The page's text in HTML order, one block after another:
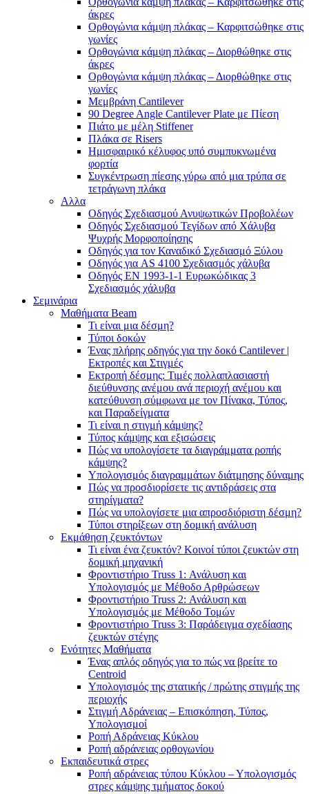
άκρες
Ορθογώνια κάμψη πλάκας – Καρφιτσώθηκε στις
γωνίες
Ορθογώνια κάμψη πλάκας – Διορθώθηκε στις
άκρες
Ορθογώνια κάμψη πλάκας – Διορθώθηκε στις
γωνίες
Μεμβράνη Cantilever
90 Degree Angle Cantilever Plate με Πίεση
Πιάτο με μέλη Stiffener
Πλάκα σε Risers
Ημισφαιρικό κέλυφος υπό συμπυκνωμένα
φορτία
Συγκέντρωση πίεσης γύρω από μια τρύπα σε
τετράγωνη πλάκα
Αλλα
Οδηγός Σχεδιασμού Ανυψωτικών Προβολέων
Οδηγός Σχεδιασμού Τεγίδων από Χάλυβα
Ψυχρής Μορφοποίησης
Οδηγός για τον Καναδικό Σχεδιασμό Ξύλου
Οδηγός για AS 4100 Σχεδιασμός χάλυβα
Οδηγός ΕΝ 1993-1-1 Ευρωκώδικας 3
Σχεδιασμός χάλυβα
Σεμινάρια
Μαθήματα Beam
Τι είναι μια δέσμη?
Τύποι δοκών
Ένας πλήρης οδηγός για την δοκό Cantilever |
Εκτροπές και Στιγμές
Εκτροπή δέσμης: Τιμές πολλαπλασιαστή
διεύθυνσης ανέμου ανά περιοχή ανέμου και
κατεύθυνση σύμφωνα με τον Πίνακα, Τύπος,
και Παραδείγματα
Τι είναι η στιγμή κάμψης?
Τύπος κάμψης και εξισώσεις
Πώς να υπολογίσετε τα διαγράμματα ροπής
κάμψης?
Υπολογισμός διαγραμμάτων διάτμησης δύναμης
Πώς να προσδιορίσετε τις αντιδράσεις στα
στηρίγματα?
Πώς να υπολογίσετε μια απροσδιόριστη δέσμη?
Τύποι στηρίξεων στη δομική ανάλυση
Εκμάθηση ζευκτόντων
Τι είναι ένα ζευκτόν? Κοινοί τύποι ζευκτών στη
δομική μηχανική
Φροντιστήριο Truss 1: Ανάλυση και
Υπολογισμός με Μέθοδο Αρθρώσεων
Φροντιστήριο Truss 2: Ανάλυση και
Υπολογισμός με Μέθοδο Τομών
Φροντιστήριο Truss 3: Παράδειγμα σχεδίασης
ζευκτών στέγης
Ενότητες Μαθήματα
Ένας απλός οδηγός για το πώς να βρείτε το
Centroid
Υπολογισμός της στατικής / πρώτης στιγμής της
περιοχής
Στιγμή Αδράνειας – Επισκόπηση, Τύπος,
Υπολογισμοί
Ροπή Αδράνειας Κύκλου
Ροπή αδράνειας ορθογωνίου
Εκπαιδευτικά στρες
Ροπή αδράνειας τύπου Κύκλου – Υπολογισμός
στρες κάμψης τμήματος δοκού